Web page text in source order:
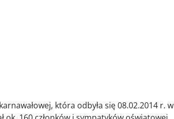
która odbyła się 08.02.2014 r. w